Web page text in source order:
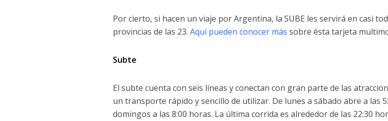
Por cierto, si hacen un viaje por Argentina, la SUBE les servirá en casi
provincias de las 23.Aquí pueden conocer más sobre ésta tarjeta
Subte
El subte cuenta con seis líneas y conectan con gran parte de las
un transporte rápido y sencillo de utilizar. De lunes a sábado abre a las
domingos a las 8:00 horas. La última corrida es alrededor de las 22:30